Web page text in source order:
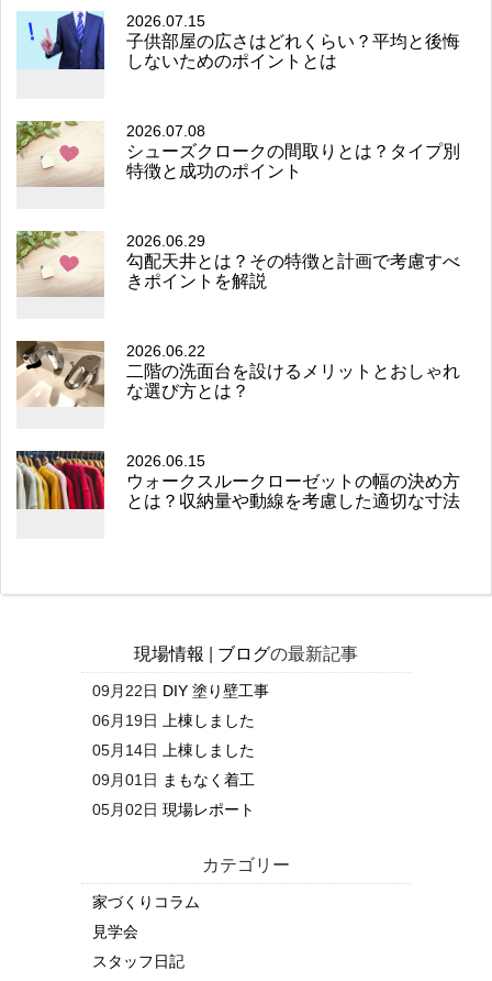
2026.07.15
子供部屋の広さはどれくらい？平均と後悔
しないためのポイントとは
2026.07.08
シューズクロークの間取りとは？タイプ別
特徴と成功のポイント
2026.06.29
勾配天井とは？その特徴と計画で考慮すべ
きポイントを解説
2026.06.22
二階の洗面台を設けるメリットとおしゃれ
な選び方とは？
2026.06.15
ウォークスルークローゼットの幅の決め方
とは？収納量や動線を考慮した適切な寸法
現場情報 ブログの最新記事
09月22日 DIY 塗り壁工事
06月19日
上棟しました
05月14日
上棟しました
09月01日 まもなく着工
05月02日 現場レポート
カテゴリー
家づくりコラム
見学会
スタッフ日記